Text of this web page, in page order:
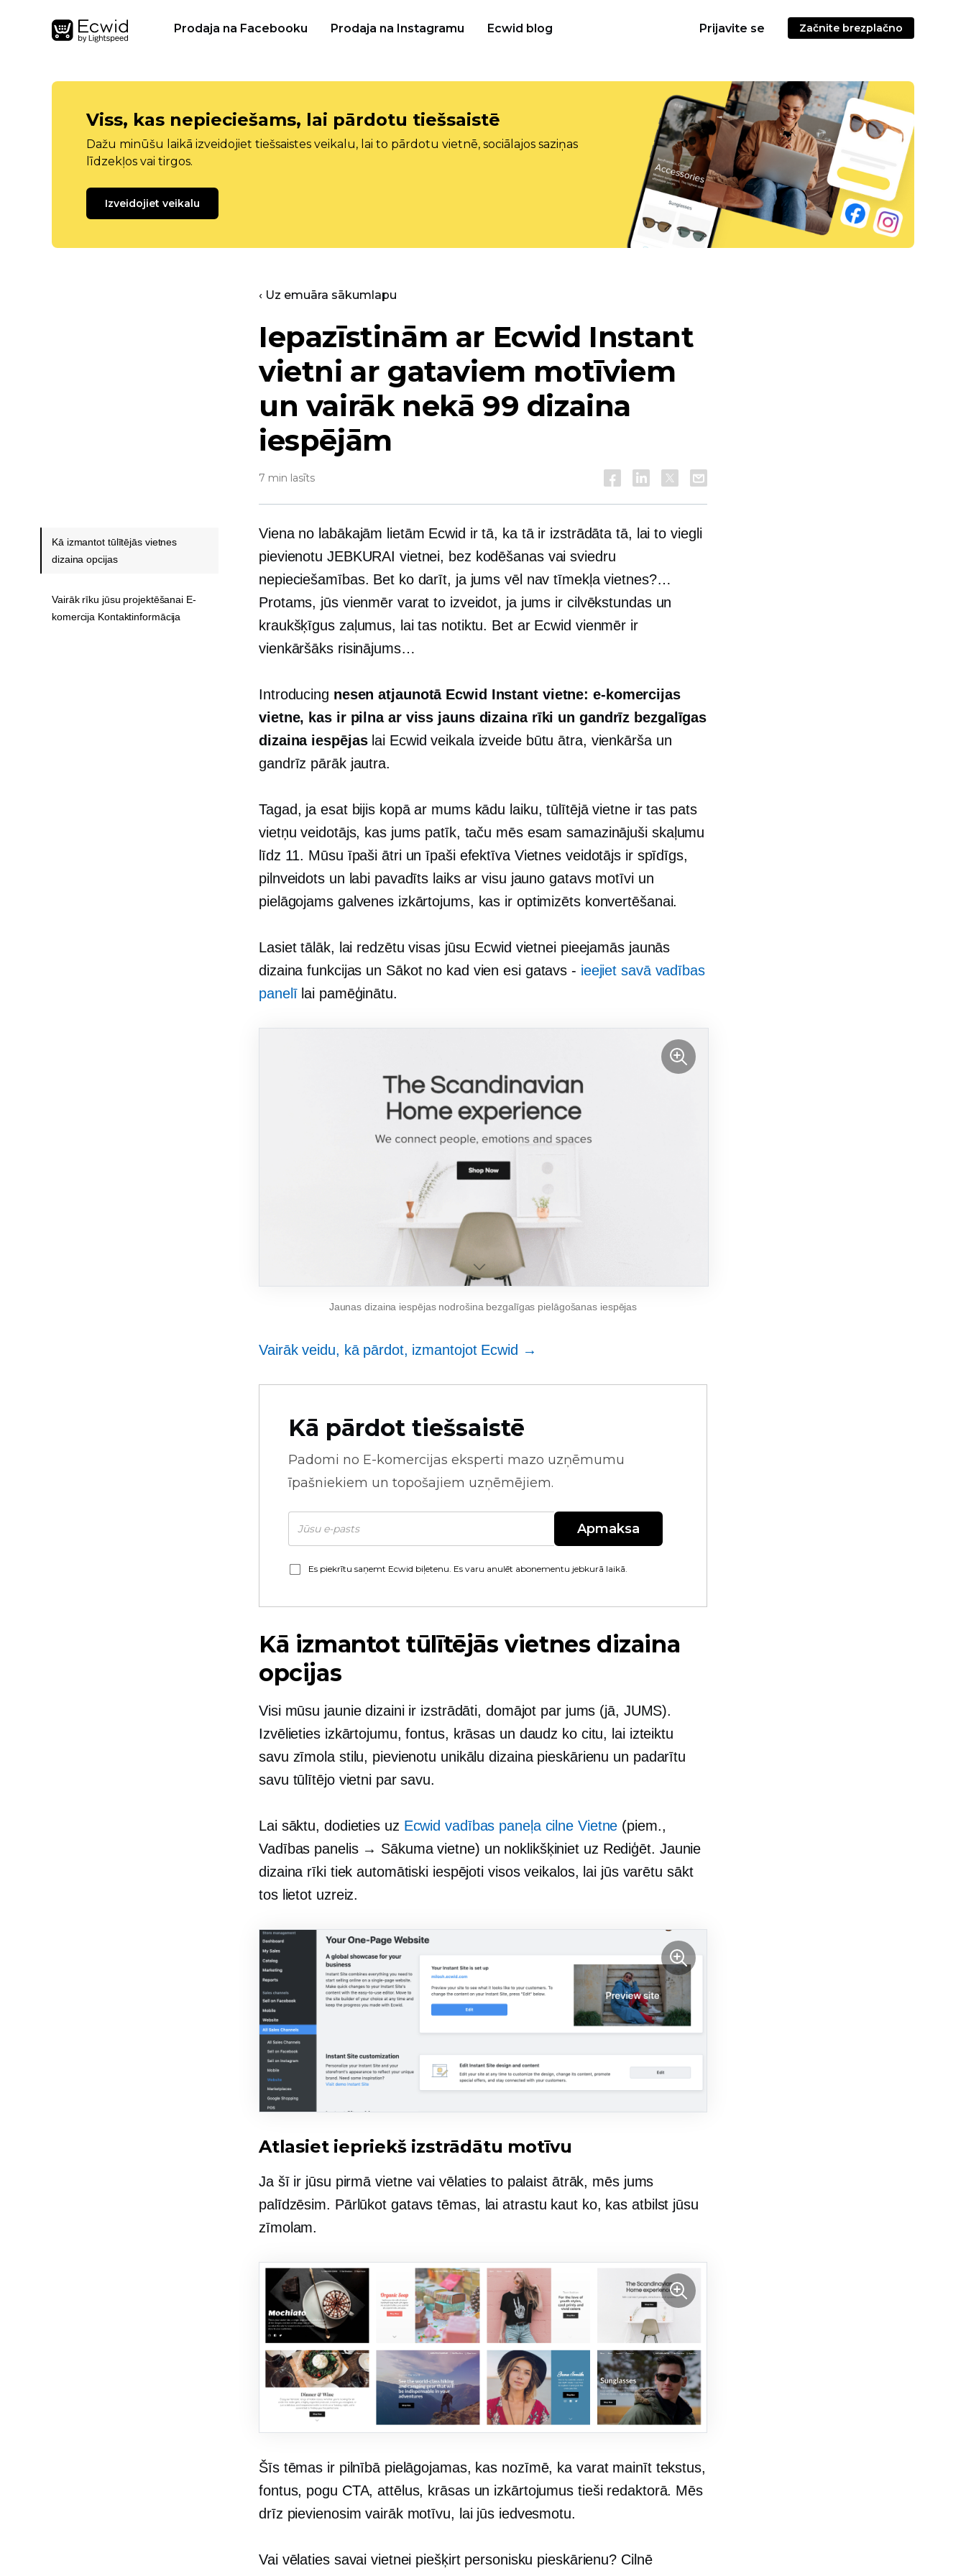
Prodaja na Facebooku Prodaja na Instagramu Ecwid blog Prijavite se Začnite brezplačno
Viss, kas nepieciešams, lai pārdotu tiešsaistē
Dažu minūšu laikā izveidojiet tiešsaistes veikalu, lai to pārdotu vietnē, sociālajos saziņas
līdzekļos vai tirgos.
Izveidojiet veikalu
‹ Uz emuāra sākumlapu
Iepazīstinām ar Ecwid Instant
vietni ar gataviem motīviem
un vairāk nekā 99 dizaina
iespējām
7 min lasīts
Viena no labākajām lietām Ecwid ir tā, ka tā ir izstrādāta tā, lai to viegli
pievienotu JEBKURAI vietnei, bez kodēšanas vai sviedru
nepieciešamības. Bet ko darīt, ja jums vēl nav tīmekļa vietnes?…
Protams, jūs vienmēr varat to izveidot, ja jums ir cilvēkstundasun
kraukšķīgus zaļumus, lai tas notiktu. Bet ar Ecwid vienmēr ir
vienkāršāks risinājums…
Introducing nesen atjaunotā Ecwid Instant vietne: e-komercijas
vietne, kas ir pilna ar viss jaunsdizaina rīki un gandrīz bezgalīgas
dizaina iespējaslai Ecwid veikala izveide būtu ātra, vienkārša un
gandrīz pārāk jautra.
Tagad, ja esat bijis kopā ar mums kādu laiku, tūlītējā vietne ir tas pats
vietņu veidotājs, kas jums patīk, taču mēs esam samazinājuši skaļumu
līdz 11. Mūsu īpaši ātriunīpaši efektīvaVietnes veidotājs ir spīdīgs,
pilnveidots un labi pavadīts laiks ar visu jaunogatavsmotīvi un
pielāgojams galvenes izkārtojums, kas ir optimizēts konvertēšanai.
Lasiet tālāk, lai redzētu visas jūsu Ecwid vietnei pieejamās jaunās
dizaina funkcijas un Sākot no kad vien esi gatavs - ieejiet savā vadības
panelīlai pamēģinātu.
Jaunas dizaina iespējas nodrošina bezgalīgas pielāgošanas iespējas
Vairāk veidu, kā pārdot, izmantojot Ecwid →
Kā pārdot tiešsaistē
Padomi no E-komercijas eksperti mazo uzņēmumu
īpašniekiem un topošajiem uzņēmējiem.
Apmaksa
Es piekrītu saņemt Ecwid biļetenu. Es varu anulēt abonementu jebkurā laikā.
Kā izmantot tūlītējās vietnes dizaina
opcijas
Visi mūsu jaunie dizaini ir izstrādāti, domājot par jums (jā, JUMS).
Izvēlieties izkārtojumu, fontus, krāsas un daudz ko citu, lai izteiktu
savu zīmola stilu, pievienotu unikālu dizaina pieskārienu un padarītu
savu tūlītējo vietni par savu.
Lai sāktu, dodieties uz Ecwid vadības paneļa cilne Vietne (piem.,
Vadības panelis → Sākuma vietne) un noklikšķiniet uz Rediģēt. Jaunie
dizaina rīki tiek automātiski iespējoti visos veikalos, lai jūs varētu sākt
tos lietot uzreiz.
Atlasiet iepriekš izstrādātu motīvu
Ja šī ir jūsu pirmā vietne vai vēlaties to palaist ātrāk, mēs jums
palīdzēsim. Pārlūkot gatavs tēmas, lai atrastu kaut ko, kas atbilst jūsu
zīmolam.
Šīs tēmas ir pilnībā pielāgojamas, kas nozīmē, ka varat mainīt tekstus,
fontus, pogu CTA, attēlus, krāsas un izkārtojumus tieši redaktorā. Mēs
drīz pievienosim vairāk motīvu, lai jūs iedvesmotu.
Vai vēlaties savai vietnei piešķirt personisku pieskārienu? Cilnē
Kā izmantot tūlītējās vietnes
dizaina opcijas
Vairāk rīku jūsu projektēšanai E-
komercija Kontaktinformācija